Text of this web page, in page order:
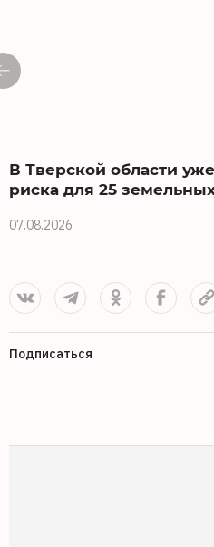
В Тверской области
риска для 25
07.08.2026
Подписаться